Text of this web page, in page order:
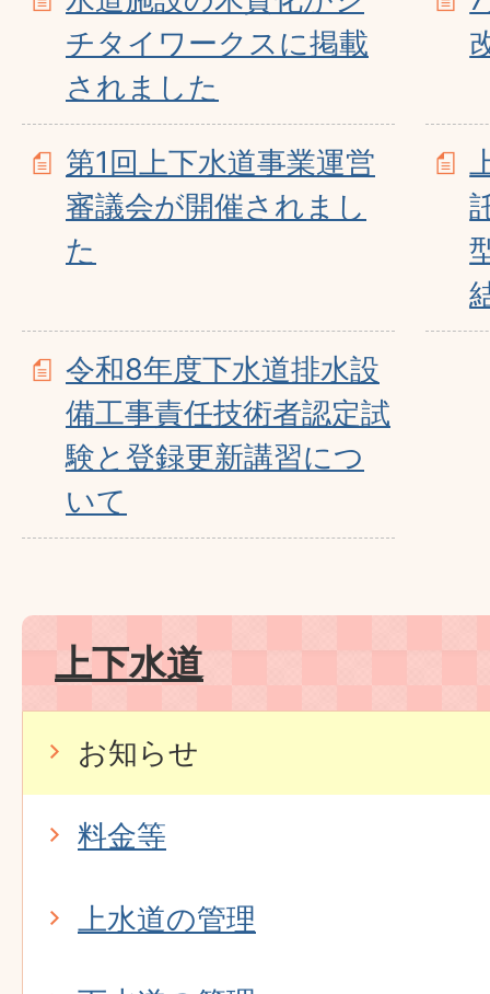
チタイワークスに掲載
されました
第1回上下水道事業運営
審議会が開催されまし
た
令和8年度下水道排水設
備工事責任技術者認定試
験と登録更新講習につ
いて
上下水道
お知らせ
料金等
上水道の管理